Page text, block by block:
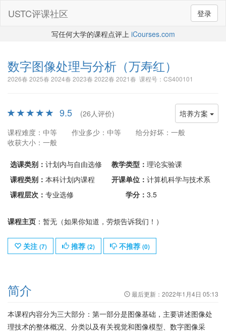
登录
USTC评课社区
写任何大学的课程点评上 iCourses.com
数字图像处理与分析 （万寿红）
2026春 2025春 2024春 2023春 2022春 2021春 课程号：CS400101
培养方案
9.5
(26人评价)
课程难度：中等
作业多少：中等
给分好坏：一般
收获大小：一般
选课类别： 计划内与自由选修 教学类型： 理论实验课
课程类别： 本科计划内课程 开课单位： 计算机科学与技术系
课程层次： 专业选修 学分： 3.5
课程主页 ：暂无（如果你知道，劳烦告诉我们！）
关注 (7) 推荐 (2) 不推荐 (0)
简介 最后更新： 2022年1月4日 05:13
本课程内容分为三大部分：第一部分是图像基础，主要讲述图像处
理技术的整体概况、分类以及有关视觉和图像模型、数字图像采